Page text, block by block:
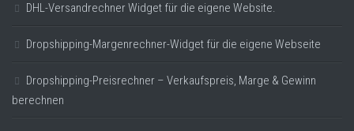
DHL-Versandrechner Widget für die eigene Website.
Dropshipping-Margenrechner-Widget für die eigene Webseite
Dropshipping-Preisrechner – Verkaufspreis, Marge & Gewinn
berechnen